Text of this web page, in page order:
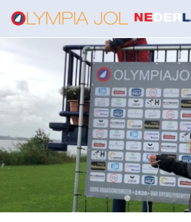
boekbestellen
Zoeken E-mail
●●●●●●